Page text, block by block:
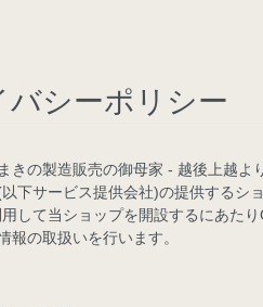
バシーポリシー
きの製造販売の御母家 - 越後上越よ
以下サービス提供会社)の提供するシ
して当ショップを開設するにあた
報の取扱いを行います。